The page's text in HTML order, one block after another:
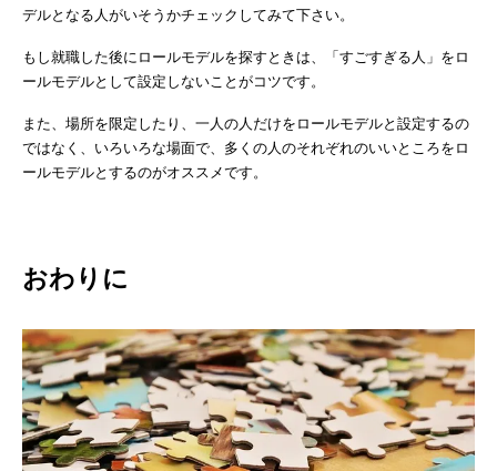
デルとなる人がいそうかチェックしてみて下さい。
もし就職した後にロールモデルを探すときは、「すごすぎる人」をロ
ールモデルとして設定しないことがコツです。
また、場所を限定したり、一人の人だけをロールモデルと設定するの
ではなく、いろいろな場面で、多くの人のそれぞれのいいところをロ
ールモデルとするのがオススメです。
おわりに